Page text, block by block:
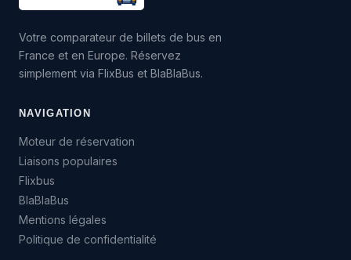
Votre comparateur de billets de bus en
France et en Europe. Réservez
simplement via FlixBus et BlaBlaBus.
NAVIGATION
Moteur de réservation
Liaisons populaires
Flixbus
BlaBlaBus
Mentions légales
Politique de confidentialité